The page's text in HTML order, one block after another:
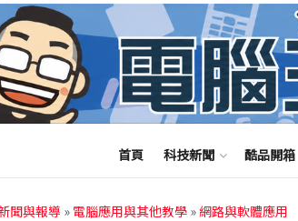
首頁 科技新聞 酷品開箱
聞與報導 » 電腦應用與其他教學 »網路與軟體應用